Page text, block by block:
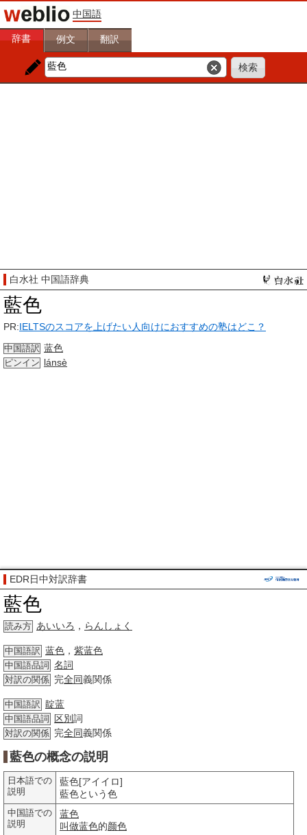
中国語
辞書 例文 翻訳
白水社 中国語辞典
藍色
PR:IELTSのスコアを上げたい人向けにおすすめの塾はどこ？
中国語訳 蓝色
ピンイン lánsè
EDR日中対訳辞書
藍色
読み方 あいいろ ， らんしょく
中国語訳 蓝色 ， 紫蓝色
中国語品詞 名詞
対訳の関係 完全同義関係
中国語訳 靛蓝
中国語品詞 区別詞
対訳の関係 完全同義関係
藍色の概念の説明
日本語での
説明
藍色[アイイロ]
藍色という色
中国語での
説明
蓝色
叫做蓝色的颜色